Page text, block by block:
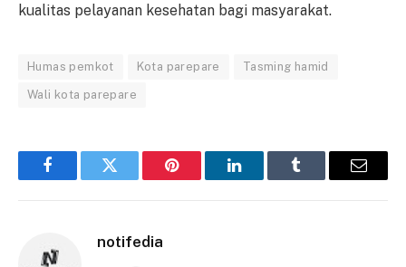
kualitas pelayanan kesehatan bagi masyarakat.
Humas pemkot Kota parepare Tasming hamid
Wali kota parepare
FacebookTwitter Pinterest LinkedInTumblr Email
notifedia